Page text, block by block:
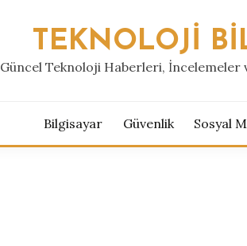
TEKNOLOJI
Güncel Teknoloji Haberleri, İncelemeler
Bilgisayar Güvenlik Sosyal